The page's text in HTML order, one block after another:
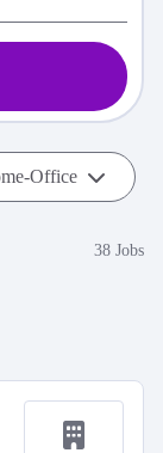
Office
38 Jobs